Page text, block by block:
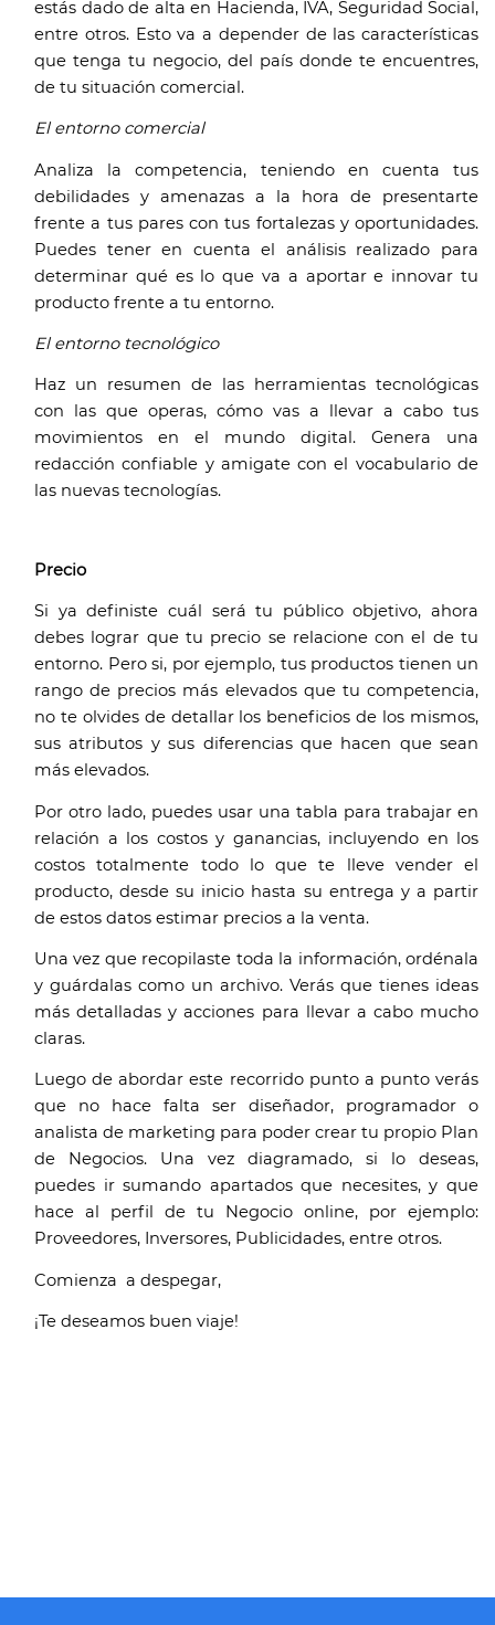
estás dado de alta en Hacienda, IVA, Seguridad Social,
entre otros. Esto va a depender de las características
que tenga tu negocio, del país donde te encuentres,
de tu situación comercial.
El entorno comercial
Analiza la competencia, teniendo en cuenta tus
debilidades y amenazas a la hora de presentarte
frente a tus pares con tus fortalezas y oportunidades.
Puedes tener en cuenta el análisis realizado para
determinar qué es lo que va a aportar e innovar tu
producto frente a tu entorno.
El entorno tecnológico
Haz un resumen de las herramientas tecnológicas
con las que operas, cómo vas a llevar a cabo tus
movimientos en el mundo digital. Genera una
redacción confiable y amigate con el vocabulario de
las nuevas tecnologías.
Precio
Si ya definiste cuál será tu público objetivo, ahora
debes lograr que tu precio se relacione con el de tu
entorno. Pero si, por ejemplo, tus productos tienen un
rango de precios más elevados que tu competencia,
no te olvides de detallar los beneficios de los mismos,
sus atributos y sus diferencias que hacen que sean
más elevados.
Por otro lado, puedes usar una tabla para trabajar en
relación a los costos y ganancias, incluyendo en los
costos totalmente todo lo que te lleve vender el
producto, desde su inicio hasta su entrega y a partir
de estos datos estimar precios a la venta.
Una vez que recopilaste toda la información, ordénala
y guárdalas como un archivo. Verás que tienes ideas
más detalladas y acciones para llevar a cabo mucho
claras.
Luego de abordar este recorrido punto a punto verás
que no hace falta ser diseñador, programador o
analista de marketing para poder crear tu propio Plan
de Negocios. Una vez diagramado, si lo deseas,
puedes ir sumando apartados que necesites, y que
hace al perfil de tu Negocio online, por ejemplo:
Proveedores, Inversores, Publicidades, entre otros.
Comienza  a despegar,
¡Te deseamos buen viaje!